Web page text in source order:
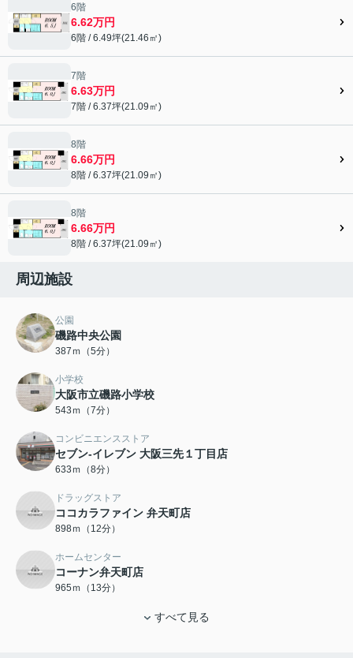
6階
6.62万円
6階 / 6.49坪(21.46㎡)
7階
6.63万円
7階 / 6.37坪(21.09㎡)
8階
6.66万円
8階 / 6.37坪(21.09㎡)
8階
6.66万円
8階 / 6.37坪(21.09㎡)
周辺施設
公園
磯路中央公園
387ｍ（5分）
小学校
大阪市立磯路小学校
543ｍ（7分）
コンビニエンスストア
セブン-イレブン 大阪三先１丁目店
633ｍ（8分）
ドラッグストア
ココカラファイン 弁天町店
898ｍ（12分）
ホームセンター
コーナン弁天町店
965ｍ（13分）
すべて見る